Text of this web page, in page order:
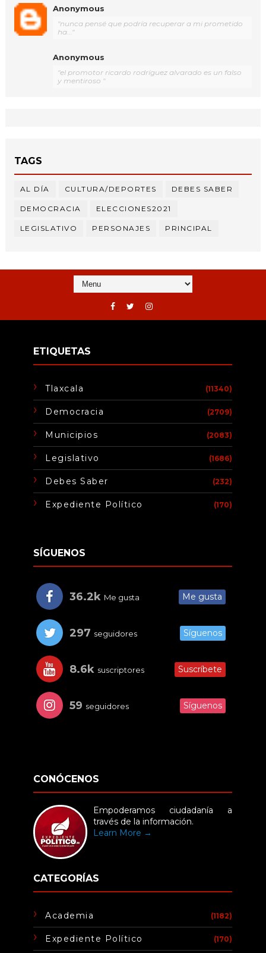
Anonymous
"nunca pensé que podría recuperar a mi prometido
ha..."
Anonymous
"el promotor ricardo rodríguez alvarado es un falso
y mentiroso "
TAGS
AL DÍA CULTURA/DEPORTES DEBES SABER
DEMOCRACIA ELECCIONES2021
LEGISLATIVO PERSONAJES PRINCIPAL
ETIQUETAS
Tlaxcala (11340)
Democracia (2709)
Municipios (2083)
Legislativo (1686)
Debes Saber (232)
Expediente Político (170)
SÍGUENOS
36.2k Me gusta Me gusta
297 seguidores Síguenos
8.6k suscriptores Suscríbete
59 seguidores Síguenos
CONÓCENOS
Empoderamos ciudadanía a
través de la información.
Learn More →
CATEGORÍAS
Academia (1182)
Expediente Político (170)